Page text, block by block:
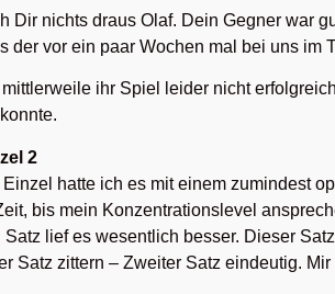
Dir nichts draus Olaf. Dein Gegner war
der vor ein paar Wochen mal bei uns im
ihr Spiel leider nicht
2
Einzel hatte ich es mit einem zumindest
bis mein Konzentrationslevel
Satz lief es wesentlich besser. Dieser
Satz zittern – Zweiter Satz eindeutig.